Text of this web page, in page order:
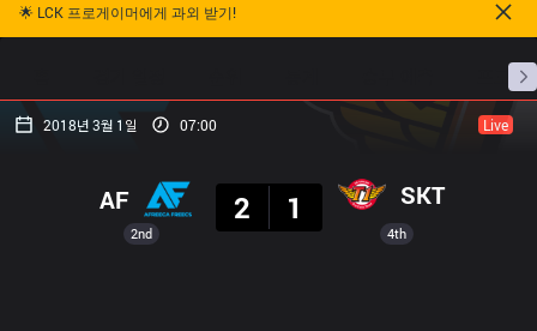
🌟 LCK 프로게이머에게 과외 받기!
프로빌
2018년 3월 1일 07:00 Live
2nd
AF
2
1 SKT
4th